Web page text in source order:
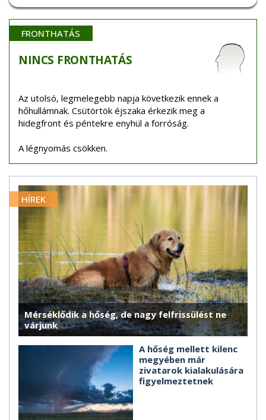
FRONTHATÁS
NINCS FRONTHATÁS
Az utolsó, legmelegebb napja következik ennek a
hőhullámnak. Csütörtök éjszaka érkezik meg a
hidegfront és péntekre enyhül a forróság.
A légnyomás csökken.
HÍREK
Mérséklődik a hőség, de nagy felfrissülést ne
várjunk
A hőség mellett kilenc
megyében már
zivatarok kialakulására
figyelmeztetnek